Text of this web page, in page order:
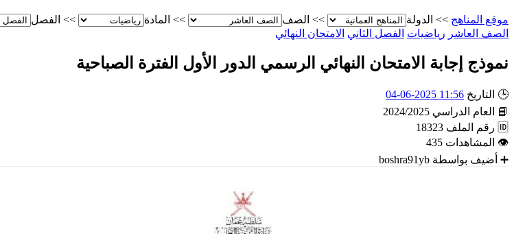
موقع المناهج >> الدولة >> الصف >> المادة >> الفصل
الصف العاشر رياضيات الفصل الثاني الامتحان النهائي
نموذج إجابة الامتحان النهائي الرسمي الدور الأول الفترة الصباحية
🕒 التاريخ 11:56 2025-06-04
📘
العام الدراسي 2024/2025
🆔 رقم الملف 18323
👁 المشاهدات 435
➕ أضيف بواسطة boshra91yb